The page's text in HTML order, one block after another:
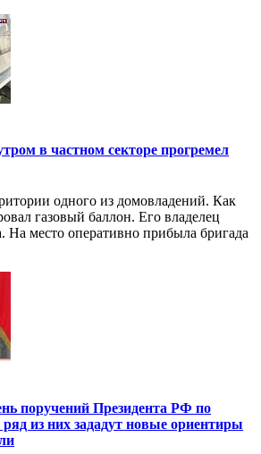
в частном секторе прогремел
одного из домовладений. Как
газовый баллон. Его владелец
На место оперативно прибыла бригада
поручений Президента РФ по
из них зададут новые ориентиры